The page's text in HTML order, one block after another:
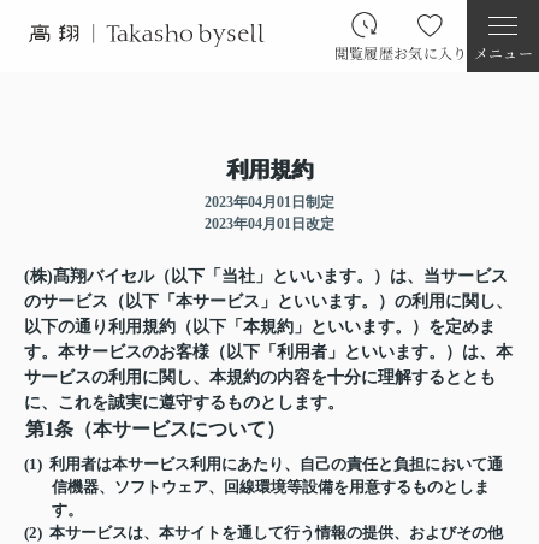
閲覧履歴お気に入り メニュー
利用規約
2023年04月01日制定
2023年04月01日改定
(株)髙翔バイセル（以下「当社」といいます。）は、当サービス
のサービス（以下「本サービス」といいます。）の利用に関し、
以下の通り利用規約（以下「本規約」といいます。）を定めま
す。本サービスのお客様（以下「利用者」といいます。）は、本
サービスの利用に関し、本規約の内容を十分に理解するととも
に、これを誠実に遵守するものとします。
第1条（本サービスについて）
(1) 利用者は本サービス利用にあたり、自己の責任と負担において通
信機器、ソフトウェア、回線環境等設備を用意するものとしま
す。
(2) 本サービスは、本サイトを通して行う情報の提供、およびその他